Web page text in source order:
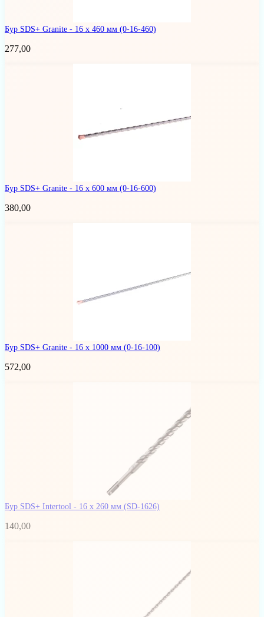
Бур SDS+ Granite - 16 х 460 мм (0-16-460)
277,00
Бур SDS+ Granite - 16 х 600 мм (0-16-600)
380,00
Бур SDS+ Granite - 16 x 1000 мм (0-16-100)
572,00
Бур SDS+ Intertool - 16 х 260 мм (SD-1626)
140,00